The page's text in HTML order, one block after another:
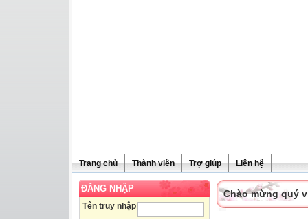
Trang chủ Thành viên Trợ giúp Liên hệ
ĐĂNG NHẬP
Tên truy nhập
Chào mừng quý